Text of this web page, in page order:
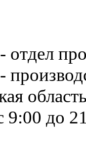
- отдел
9:00 до